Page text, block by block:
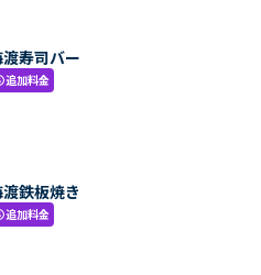
寿司バー
追加料金
鉄板焼き
追加料金